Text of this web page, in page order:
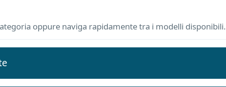
oppure naviga rapidamente tra i modelli disponibili.